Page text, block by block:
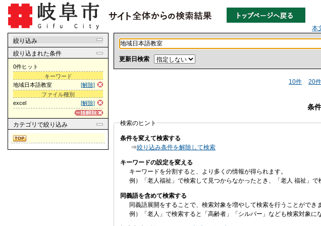
本
絞り込み
絞り込まれた条件
0件ヒット
キーワード
[解除]
地域日本語教室
ファイル種別
[解除]
excel
カテゴリ で絞り込み
更新日検索
10件 20件
条
検索のヒント
条件を変えて検索する
⇒絞り込み条件を解除して検索
キーワードの設定を変える
キーワードを分割すると、より多くの情報が得られます。
例）「老人福祉」で検索して見つからなかったとき、「老人 福祉」
同義語を含めて検索する
同義語展開をすることで、検索対象を増やして検索を行うことができま
例）「老人」で検索すると「高齢者」「シルバー」なども検索対象に